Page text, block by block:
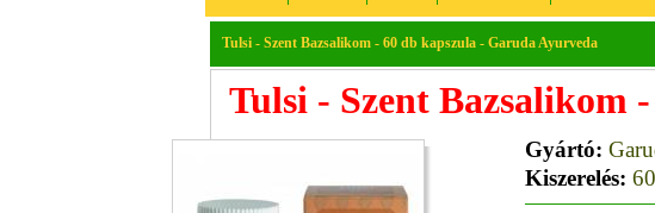
Tulsi - Szent Bazsalikom - 60 db kapszula - Garuda Ayurveda
Tulsi - Szent Bazsalikom
Gyártó:
Kiszerelés: